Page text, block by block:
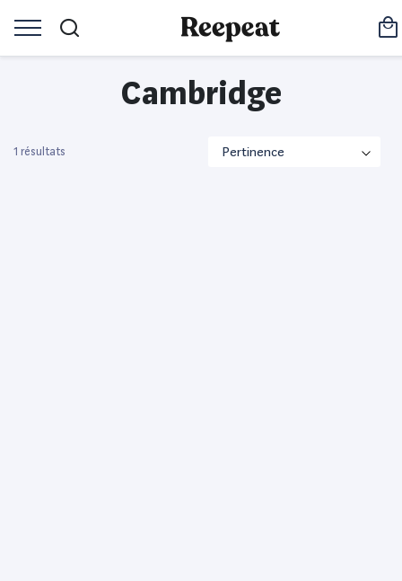
Cambridge
1 résultats